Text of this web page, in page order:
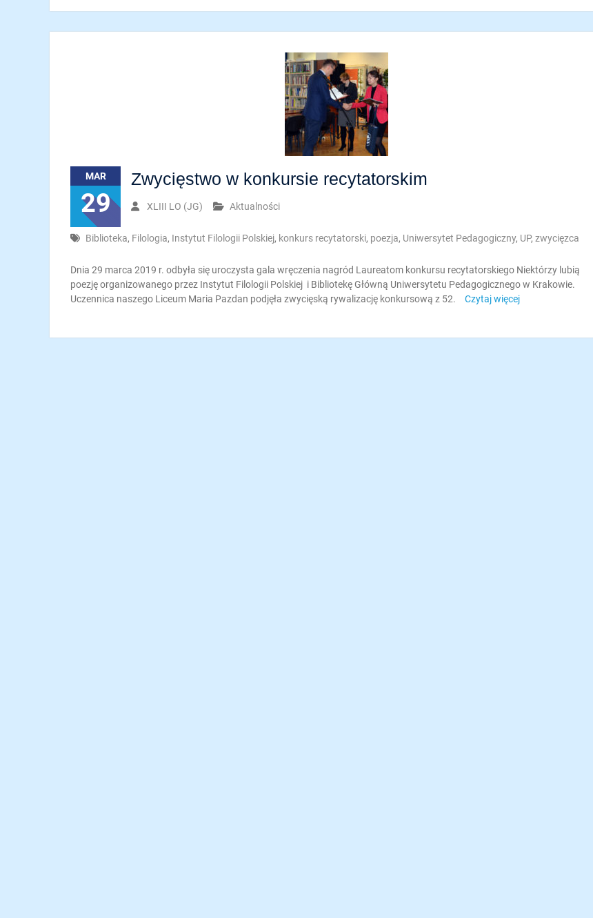
MAR
29
Zwycięstwo w konkursie recytatorskim
XLIII LO (JG) Aktualności
Biblioteka, Filologia, Instytut Filologii Polskiej, konkurs recytatorski, poezja, Uniwersytet Pedagogiczny, UP, zwycięzca
Dnia 29 marca 2019 r. odbyła się uroczysta gala wręczenia nagród Laureatom konkursu recytatorskiego Niektórzy lubią
poezję organizowanego przez Instytut Filologii Polskiej i Bibliotekę Główną Uniwersytetu Pedagogicznego w Krakowie.
Uczennica naszego Liceum Maria Pazdan podjęła zwycięską rywalizację konkursową z 52.
Czytaj więcej